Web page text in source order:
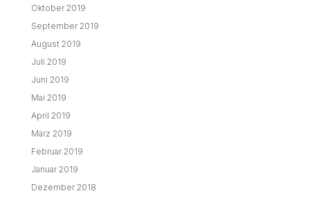
Oktober 2019
September 2019
August 2019
Juli 2019
Juni 2019
Mai 2019
April 2019
März 2019
Februar 2019
Januar 2019
Dezember 2018